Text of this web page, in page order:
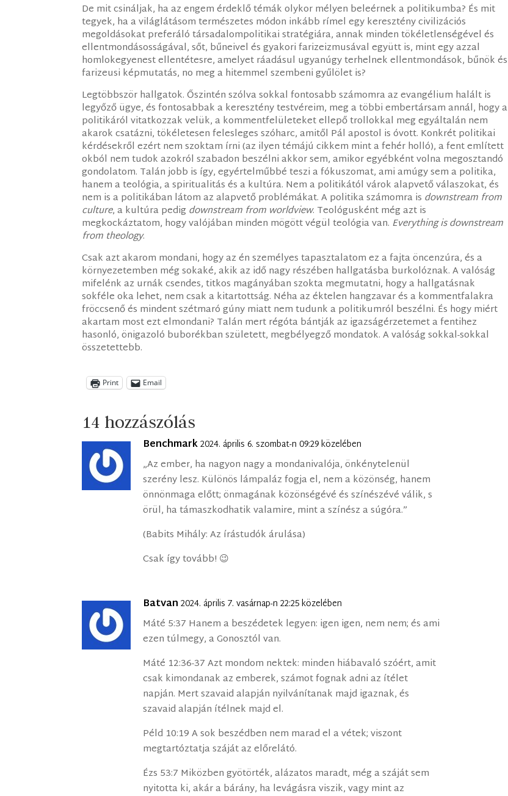
De mit csináljak, ha az engem érdeklő témák olykor mélyen beleérnek a politikumba? És mit
tegyek, ha a világlátásom természetes módon inkább rímel egy keresztény civilizációs
megoldásokat preferáló társadalompolitikai stratégiára, annak minden tökéletlenségével és
ellentmondásosságával, sőt, bűneivel és gyakori farizeizmusával együtt is, mint egy azzal
homlokegyenest ellentétesre, amelyet ráadásul ugyanúgy terhelnek ellentmondások, bűnök és
farizeusi képmutatás, no meg a hitemmel szembeni gyűlölet is?
Legtöbbször hallgatok. Őszintén szólva sokkal fontosabb számomra az evangélium halált is
legyőző ügye, és fontosabbak a keresztény testvéreim, meg a többi embertársam annál, hogy a
politikáról vitatkozzak velük, a kommentfelületeket ellepő trollokkal meg egyáltalán nem
akarok csatázni, tökéletesen felesleges szóharc, amitől Pál apostol is óvott. Konkrét politikai
kérdésekről ezért nem szoktam írni (az ilyen témájú cikkem mint a fehér holló), a fent említett
okból nem tudok azokról szabadon beszélni akkor sem, amikor egyébként volna megosztandó
gondolatom. Talán jobb is így, egyértelműbbé teszi a fókuszomat, ami amúgy sem a politika,
hanem a teológia, a spiritualitás és a kultúra. Nem a politikától várok alapvető válaszokat, és
nem is a politikában látom az alapvető problémákat. A politika számomra is downstream from
culture, a kultúra pedigdownstream from worldview. Teológusként még azt is
megkockáztatom, hogy valójában minden mögött végül teológia van. Everything is downstream
from theology.
Csak azt akarom mondani, hogy az én személyes tapasztalatom ez a fajta öncenzúra, és a
környezetemben még sokaké, akik az idő nagy részében hallgatásba burkolóznak. A valóság
mifelénk az urnák csendes, titkos magányában szokta megmutatni, hogy a hallgatásnak
sokféle oka lehet, nem csak a kitartottság. Néha az éktelen hangzavar és a kommentfalakra
fröccsenő és mindent szétmaró gúny miatt nem tudunk a politikumról beszélni. És hogy miért
akartam most ezt elmondani? Talán mert régóta bántják az igazságérzetemet a fentihez
hasonló, önigazoló buborékban született, megbélyegző mondatok. A valóság sokkal-sokkal
összetettebb.
Print Email
14 hozzászólás
Benchmark2024. április 6. szombat-n 09:29 közelében
„Az ember, ha nagyon nagy a mondanivalója, önkénytelenül
szerény lesz. Különös lámpaláz fogja el, nem a közönség, hanem
önnönmaga előtt; önmagának közönségévé és színészévé válik, s
örül, ha támaszkodhatik valamire, mint a színész a súgóra.”
(Babits Mihály: Az írástudók árulása)
Csak így tovább! 😉
Batvan 2024. április 7. vasárnap-n 22:25 közelében
Máté 5:37 Hanem a beszédetek legyen: igen igen, nem nem; és ami
ezen túlmegy, a Gonosztól van.
Máté 12:36-37 Azt mondom nektek: minden hiábavaló szóért, amit
csak kimondanak az emberek, számot fognak adni az ítélet
napján. Mert szavaid alapján nyilvánítanak majd igaznak, és
szavaid alapján ítélnek majd el.
Péld 10:19 A sok beszédben nem marad el a vétek; viszont
megtartóztatja száját az előrelátó.
Ézs 53:7 Miközben gyötörték, alázatos maradt, még a száját sem
nyitotta ki, akár a bárány, ha levágásra viszik, vagy mint az